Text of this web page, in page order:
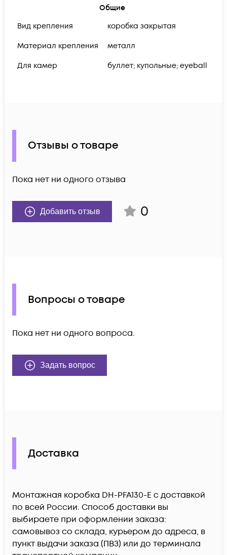
Общие
Вид крепления
коробка закрытая
Материал крепления металл
Для камер буллет; купольные; eyeball
Отзывы о товаре
Пока нет ни одного отзыва
Добавить отзыв 0
Вопросы о товаре
Пока нет ни одного вопроса.
Задать вопрос
Доставка
Монтажная коробка DH-PFA130-E c доставкой
по всей России. Способ доставки вы
выбираете при оформлении заказа:
самовывоз со склада, курьером до адреса, в
пункт выдачи заказа (ПВЗ) или до терминала